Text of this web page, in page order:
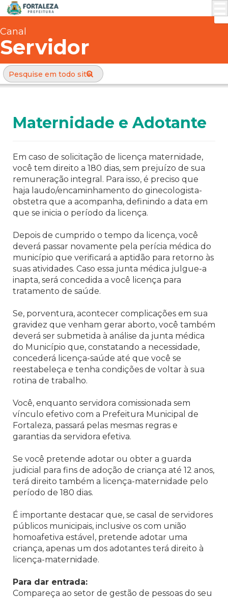
Canal
Servidor
Maternidade e Adotante
Em caso de solicitação de licença maternidade,
você tem direito a 180 dias, sem prejuízo de sua
remuneração integral. Para isso, é preciso que
haja laudo/encaminhamento do ginecologista-
obstetra que a acompanha, definindo a data em
que se inicia o período da licença.
Depois de cumprido o tempo da licença, você
deverá passar novamente pela perícia médica do
município que verificará a aptidão para retorno às
suas atividades. Caso essa junta médica julgue-a
inapta, será concedida a você licença para
tratamento de saúde.
Se, porventura, acontecer complicações em sua
gravidez que venham gerar aborto, você também
deverá ser submetida à análise da junta médica
do Município que, constatando a necessidade,
concederá licença-saúde até que você se
reestabeleça e tenha condições de voltar à sua
rotina de trabalho.
Você, enquanto servidora comissionada sem
vínculo efetivo com a Prefeitura Municipal de
Fortaleza, passará pelas mesmas regras e
garantias da servidora efetiva.
Se você pretende adotar ou obter a guarda
judicial para fins de adoção de criança até 12 anos,
terá direito também a licença-maternidade pelo
período de 180 dias.
É importante destacar que, se casal de servidores
públicos municipais, inclusive os com união
homoafetiva estável, pretende adotar uma
criança, apenas um dos adotantes terá direito à
licença-maternidade.
Para dar entrada:
Compareça ao setor de gestão de pessoas do seu